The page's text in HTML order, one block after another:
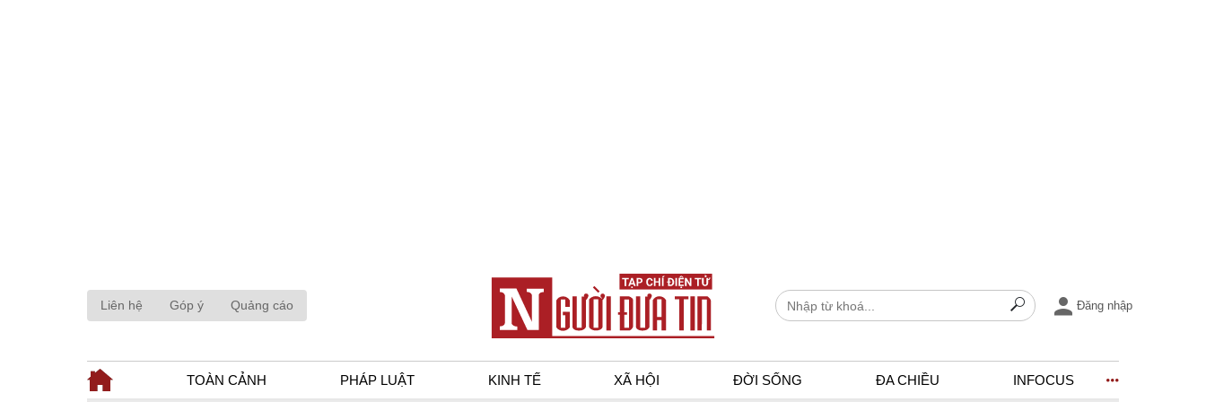
Liên hệ Góp ý Quảng cáo Đăng nhập
TOÀN CẢNH PHÁP LUẬT KINH TẾ XÃ HỘI ĐỜI SỐNG ĐA CHIỀU INFOCUS